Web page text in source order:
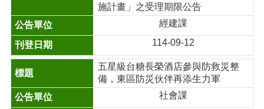
施計畫」之受理期限公告
經建課
114-09-12
五星級台糖長榮酒店參與防救災整
備，東區防災伙伴再添生力軍
社會課